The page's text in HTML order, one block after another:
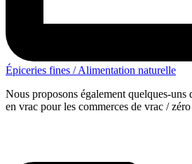
Épiceries fines / Alimentation naturelle
Nous proposons également quelques-
en vrac pour les commerces de vrac /